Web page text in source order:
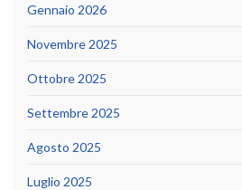
Gennaio 2026
Novembre 2025
Ottobre 2025
Settembre 2025
Agosto 2025
Luglio 2025